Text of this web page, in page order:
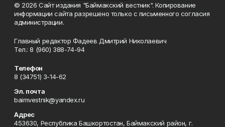
© 2026 Сайт издания "Баймакский вестник". Копирование
информации сайта разрешено только с письменного согласия
администрации.
Главный редактор Фадеев Дмитрий Николаевич
Тел.: 8 (960) 388-74-94
Телефон
8 (34751) 3-14-62
Эл. почта
baimvestnik@yandex.ru
Адрес
453630, Республика Башкортостан, Баймакский район, г.